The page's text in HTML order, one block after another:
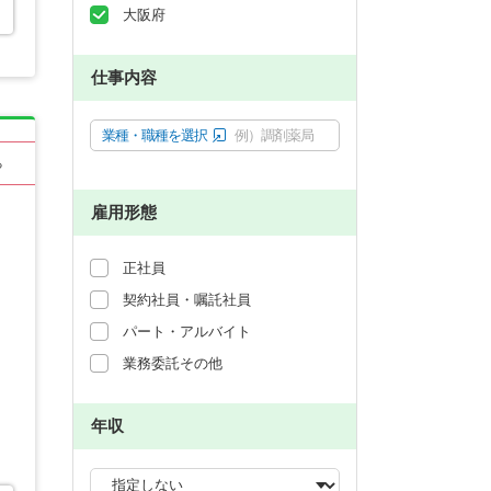
大阪府
仕事内容
業種・職種を選択 例）調剤薬局
雇用形態
正社員
契約社員・嘱託社員
パート・アルバイト
業務委託その他
年収